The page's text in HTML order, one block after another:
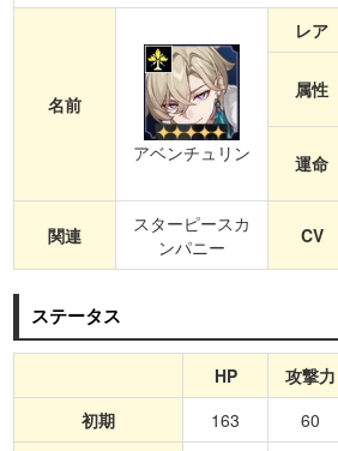
名前
アベンチュリン
レア
属性
運命
関連
スターピースカ
ンパニー
CV
ステータス
HP 攻撃力
初期
163 60